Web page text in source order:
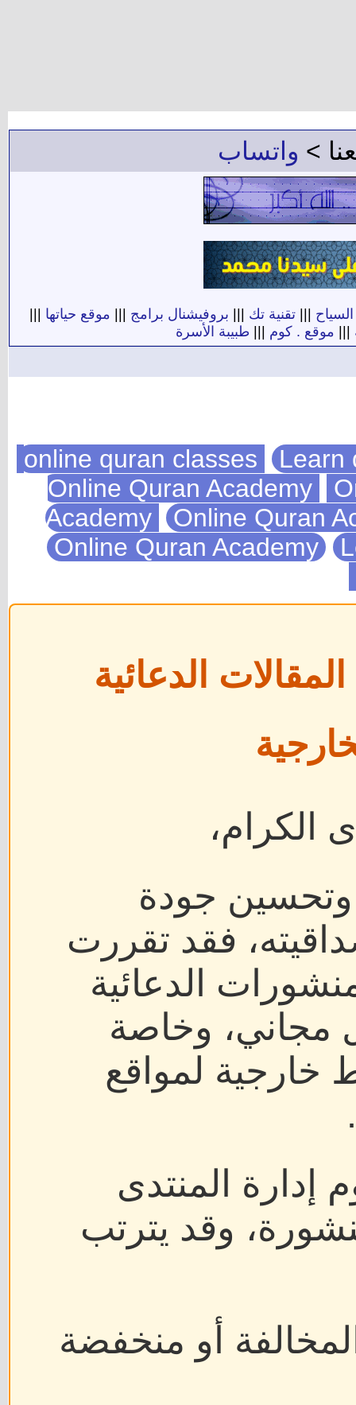
> واتساب
|||تقنية تك بروفيشنال برامج موقع حياتها
موقع . كوم طبيبة الأسرة
Learn
Academy Online Quran
Online Quran Academy
الدعائية
الكرام،
جودة
فقد تقررت
الدعائية
مجاني، وخاصة
خارجية لمواقع
إدارة المنتدى
وقد يترتب
أو منخفضة